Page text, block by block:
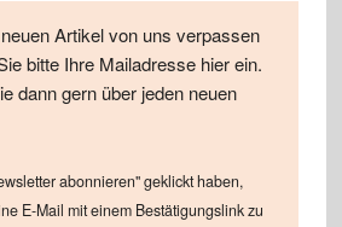
Artikel von uns verpassen
bitte Ihre Mailadresse hier ein.
dann gern über jeden neuen
abonnieren" geklickt haben,
E-Mail mit einem Bestätigungslink zu